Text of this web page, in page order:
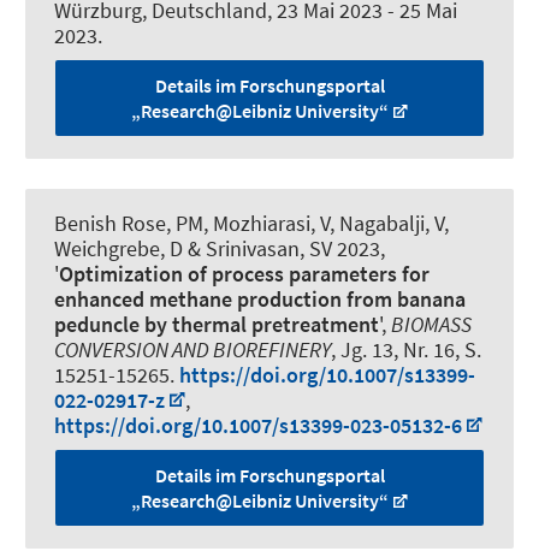
Würzburg, Deutschland, 23 Mai 2023 - 25 Mai
2023.
Details im Forschungsportal
„Research@Leibniz University“
Benish Rose, PM, Mozhiarasi, V, Nagabalji, V,
Weichgrebe, D & Srinivasan, SV 2023,
'Optimization of process parameters for
enhanced methane production from banana
peduncle by thermal pretreatment',BIOMASS
CONVERSION AND BIOREFINERY, Jg. 13, Nr. 16, S.
15251-15265. https://doi.org/10.1007/s13399-
022-02917-z
,
https://doi.org/10.1007/s13399-023-05132-6
Details im Forschungsportal
„Research@Leibniz University“